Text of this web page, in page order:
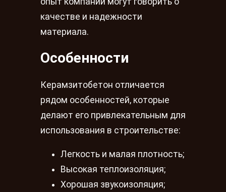
качестве и надежности
материала.
Особенности
Керамзитобетон отличается
рядом особенностей, которые
делают его привлекательным для
использования в строительстве:
Легкость и малая плотность;
Высокая теплоизоляция;
Хорошая звукоизоляция;